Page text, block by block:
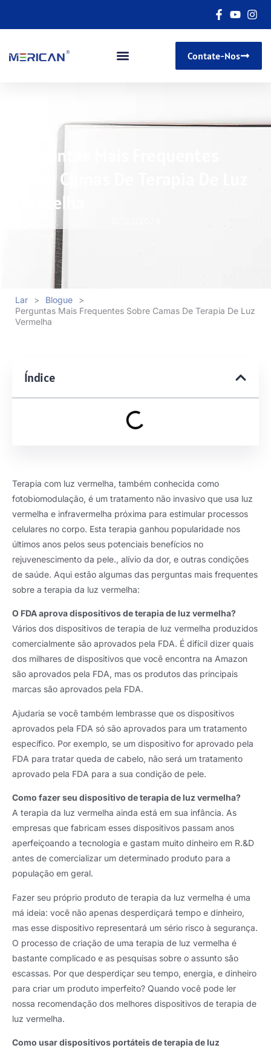
Contate-Nos
Perguntas Mais Frequentes
Sobre Camas De Terapia De Luz
Vermelha
Lar > Blogue
>
Perguntas Mais Frequentes Sobre Camas De Terapia De Luz
Vermelha
Índice
Terapia com luz vermelha, também conhecida como
fotobiomodulação, é um tratamento não invasivo que usa luz
vermelha e infravermelha próxima para estimular processos
celulares no corpo. Esta terapia ganhou popularidade nos
últimos anos pelos seus potenciais benefícios no
rejuvenescimento da pele., alívio da dor, e outras condições
de saúde. Aqui estão algumas das perguntas mais frequentes
sobre a terapia da luz vermelha:
O FDA aprova dispositivos de terapia de luz vermelha?
Vários dos dispositivos de terapia de luz vermelha produzidos
comercialmente são aprovados pela FDA. É difícil dizer quais
dos milhares de dispositivos que você encontra na Amazon
são aprovados pela FDA, mas os produtos das principais
marcas são aprovados pela FDA.
Ajudaria se você também lembrasse que os dispositivos
aprovados pela FDA só são aprovados para um tratamento
específico. Por exemplo, se um dispositivo for aprovado pela
FDA para tratar queda de cabelo, não será um tratamento
aprovado pela FDA para a sua condição de pele.
Como fazer seu dispositivo de terapia de luz vermelha?
A terapia da luz vermelha ainda está em sua infância. As
empresas que fabricam esses dispositivos passam anos
aperfeiçoando a tecnologia e gastam muito dinheiro em R.&D
antes de comercializar um determinado produto para a
população em geral.
Fazer seu próprio produto de terapia da luz vermelha é uma
má ideia: você não apenas desperdiçará tempo e dinheiro,
mas esse dispositivo representará um sério risco à segurança.
O processo de criação de uma terapia de luz vermelha é
bastante complicado e as pesquisas sobre o assunto são
escassas. Por que desperdiçar seu tempo, energia, e dinheiro
para criar um produto imperfeito? Quando você pode ler
nossa recomendação dos melhores dispositivos de terapia de
luz vermelha.
Como usar dispositivos portáteis de terapia de luz